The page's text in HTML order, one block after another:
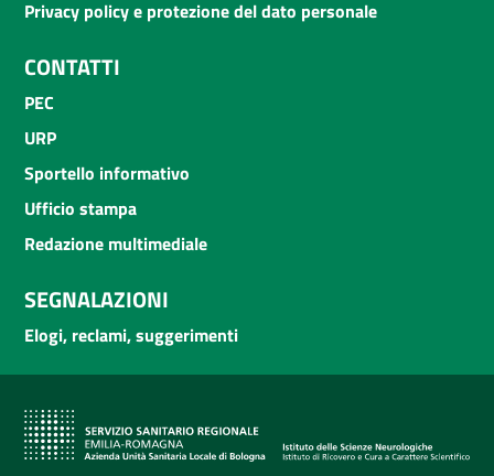
Privacy policy e protezione del dato personale
CONTATTI
PEC
URP
Sportello informativo
Ufficio stampa
Redazione multimediale
SEGNALAZIONI
Elogi, reclami, suggerimenti